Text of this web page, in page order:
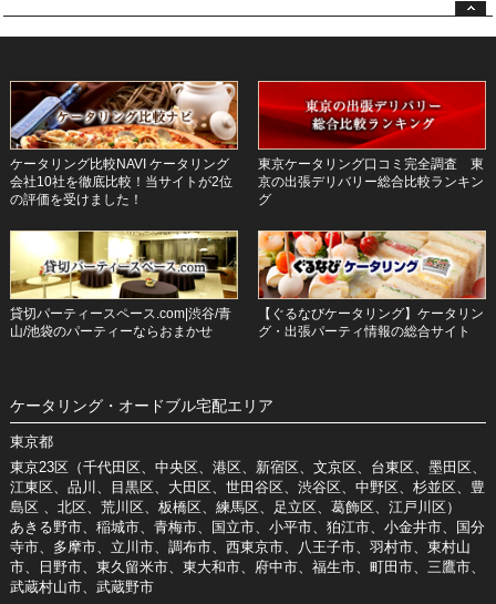
ケータリング比較NAVI ケータリング
会社10社を徹底比較！当サイトが2位
の評価を受けました！
東京ケータリング口コミ完全調査 東
京の出張デリバリー総合比較ランキン
グ
貸切パーティースペース.com|渋谷/青
山/池袋のパーティーならおまかせ
【ぐるなびケータリング】ケータリン
グ・出張パーティ情報の総合サイト
ケータリング・オードブル宅配エリア
東京都
東京23区（千代田区、中央区、港区、新宿区、文京区、台東区、墨田区、
江東区、品川、目黒区、大田区、世田谷区、渋谷区、中野区、杉並区、豊
島区 、北区、荒川区、板橋区、練馬区、足立区、葛飾区、江戸川区）
あきる野市、稲城市、青梅市、国立市、小平市、狛江市、小金井市、国分
寺市、多摩市、立川市、調布市、西東京市、八王子市、羽村市、東村山
市、日野市、東久留米市、東大和市、府中市、福生市、町田市、三鷹市、
武蔵村山市、武蔵野市